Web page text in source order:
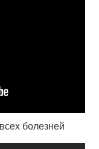
болезней